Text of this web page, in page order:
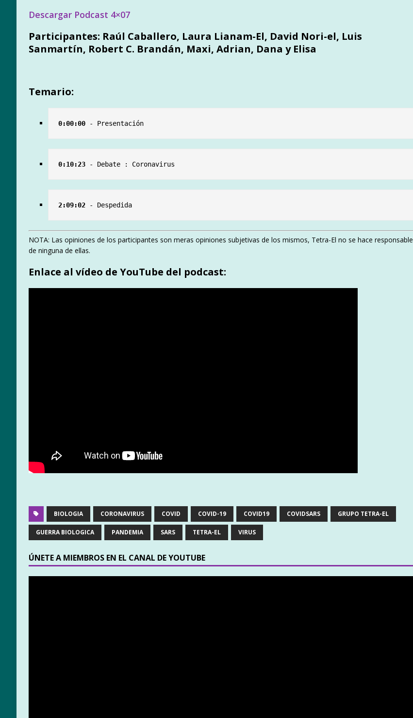
Descargar Podcast 4×07
Participantes: Raúl Caballero, Laura Lianam-El, David Nori-el, Luis
Sanmartín, Robert C. Brandán, Maxi, Adrian, Dana y Elisa
Temario:
0:00:00 - Presentación
0:10:23 - Debate : Coronavirus
2:09:02 - Despedida
NOTA: Las opiniones de los participantes son meras opiniones subjetivas de los mismos, Tetra-El no se hace responsable
de ninguna de ellas.
Enlace al vídeo de YouTube del podcast:
BIOLOGIA CORONAVIRUS COVID COVID-19 COVID19 COVIDSARS GRUPO TETRA-EL
GUERRA BIOLOGICA PANDEMIA SARS TETRA-EL VIRUS
ÚNETE A MIEMBROS EN EL CANAL DE YOUTUBE